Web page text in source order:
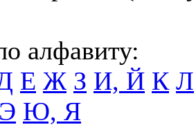
алфавиту:
Е Ж З И, Й К Л
Э Ю, Я